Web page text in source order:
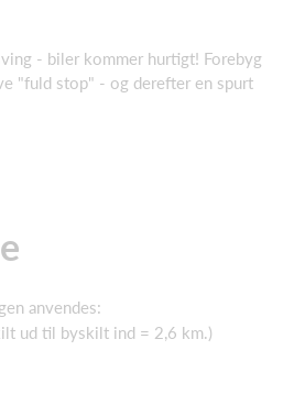
- biler kommer hurtigt! Forebyg
"fuld stop" - og derefter en spurt
anvendes:
ud til byskilt ind = 2,6 km.)